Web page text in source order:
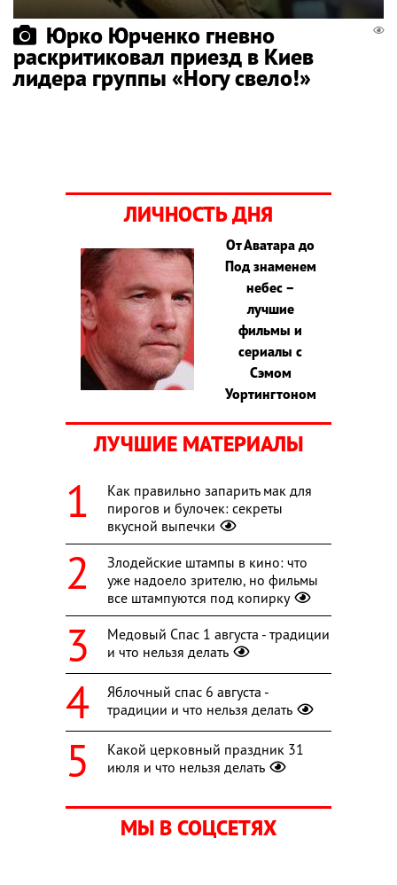
Юрко Юрченко гневно
раскритиковал приезд в Киев
лидера группы «Ногу свело!»
ЛИЧНОСТЬ ДНЯ
От Аватара до
Под знаменем
небес –
лучшие
фильмы и
сериалы с
Сэмом
Уортингтоном
ЛУЧШИЕ МАТЕРИАЛЫ
Как правильно запарить мак для
пирогов и булочек: секреты
вкусной выпечки
Злодейские штампы в кино: что
уже надоело зрителю, но фильмы
все штампуются под копирку
Медовый Спас 1 августа - традиции
и что нельзя делать
Яблочный спас 6 августа -
традиции и что нельзя делать
Какой церковный праздник 31
июля и что нельзя делать
МЫ В СОЦСЕТЯХ